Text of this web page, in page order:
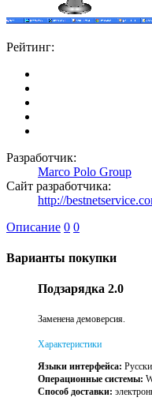
Рейтинг:
Разработчик:
Marco Polo Group
Сайт разработчика:
http://
Описание 0 0
Варианты покупки
Подзарядка 2.0
Заменена демоверсия.
Характеристики
Языки интерфейса:
Операционные системы:
Способ доставки: